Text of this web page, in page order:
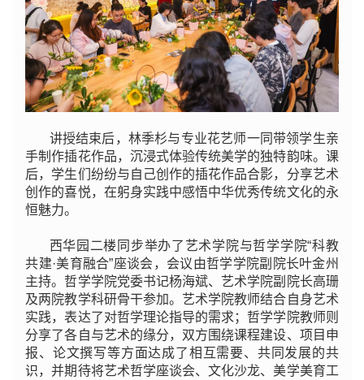
讲授结束后，林季杉与专业花艺师一同带领学生亲
手制作插花作品，沉浸式体验传统美学的独特韵味。课
后，学生们纷纷与自己创作的插花作品合影，分享艺术
创作的喜悦，在躬身实践中感悟中华优秀传统文化的永
恒魅力。
西华园二楼同步举办了艺术学院与哲学学院“科教
共建·美育融合”座谈会，会议由哲学学院副院长叶金州
主持。哲学学院党委书记杨海斌、艺术学院副院长高珊
及两院教学科研骨干参加。艺术学院教师结合自身艺术
实践，表达了对哲学理论指导的需求；哲学学院教师则
分享了各自与艺术的缘分，双方围绕课程建设、项目申
报、论文撰写等方面达成了相互需要、共同发展的共
识，并期待将艺术哲学座谈会、文化沙龙、美学美育工